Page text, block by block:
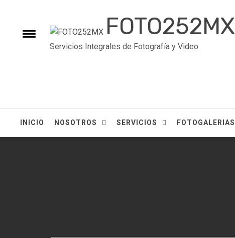
FOTO252MX
Servicios Integrales de Fotografía y Video
INICIO NOSOTROS SERVICIOS FOTOGALERIAS